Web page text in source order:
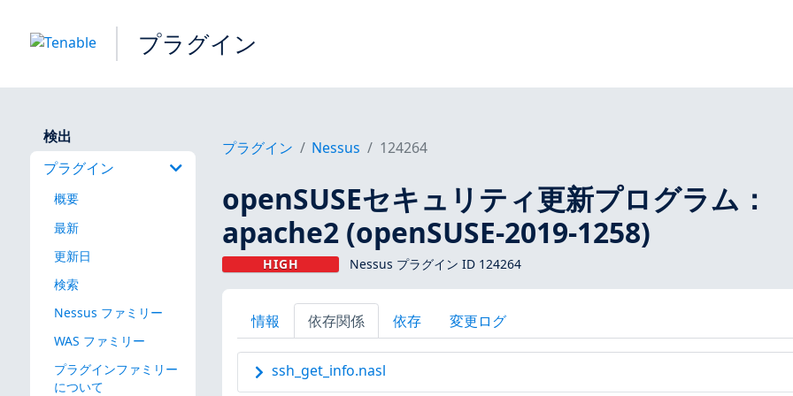
プラグイン
検出
プラグイン
概要
最新
更新日
検索
Nessus ファミリー
WAS ファミリー
プラグインファミリー
について
プラグイン Nessus 124264
openSUSEセキュリティ更新プログラム：
apache2 (openSUSE-2019-1258)
HIGH Nessus プラグイン ID 124264
情報 依存関係 依存 変更ログ
ssh_get_info.nasl